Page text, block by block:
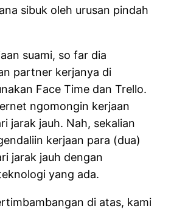
sibuk oleh urusan pindah
suami, so far dia
partner kerjanya di
Face Time dan Trello.
ngomongin kerjaan
jarak jauh. Nah, sekalian
kerjaan para (dua)
jarak jauh dengan
yang ada.
di atas, kami